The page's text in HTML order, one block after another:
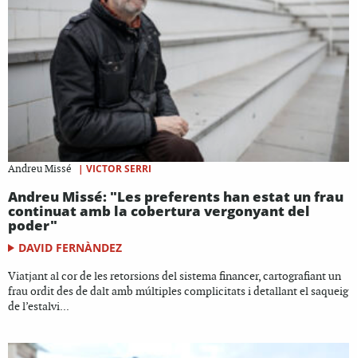
Andreu Missé | VICTOR SERRI
Andreu Missé: "Les preferents han estat un frau
continuat amb la cobertura vergonyant del
poder"
DAVID FERNÀNDEZ
Viatjant al cor de les retorsions del sistema financer, cartografiant un
frau ordit des de dalt amb múltiples complicitats i detallant el saqueig
de l’estalvi...